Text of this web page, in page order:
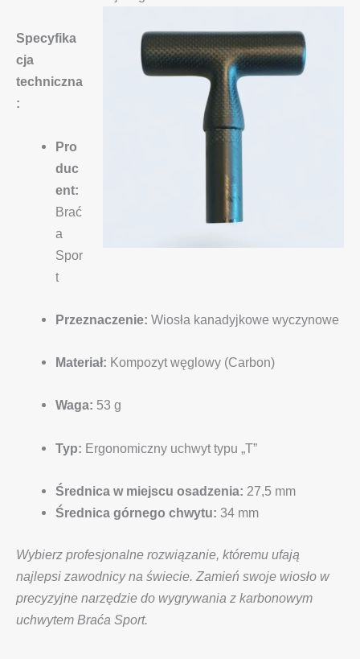
Specyfika
cja
techniczna
:
Pro
duc
ent:
Brać
a
Spor
t
Przeznaczenie: Wiosła kanadyjkowe wyczynowe
Materiał: Kompozyt węglowy (Carbon)
Waga: 53 g
Typ: Ergonomiczny uchwyt typu „T”
Średnica w miejscu osadzenia: 27,5 mm
Średnica górnego chwytu: 34 mm
Wybierz profesjonalne rozwiązanie, któremu ufają
najlepsi zawodnicy na świecie. Zamień swoje wiosło w
precyzyjne narzędzie do wygrywania z karbonowym
uchwytem Braća Sport.